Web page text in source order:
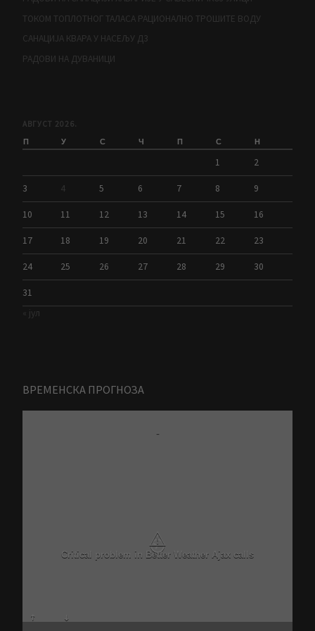
ТОКОМ ТОПЛОТНОГ ТАЛАСА РАЦИОНАЛНО ТРОШИТЕ ВОДУ
САНАЦИЈА КВАРА У НАСЕЉУ Д3
РАДОВИ НА ДУВАНИЦИ
АВГУСТ 2026.
П У С Ч П С Н
1 2
3 4 5 6 7 8 9
10 11 12 13 14 15 16
17 18 19 20 21 22 23
24 25 26 27 28 29 30
31
« јул
ВРЕМЕНСКА ПРОГНОЗА
-
⚠
Critical problem in Better Weather Ajax calls